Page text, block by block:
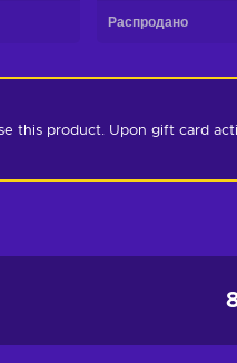
Распродано
this product. Upon gift card